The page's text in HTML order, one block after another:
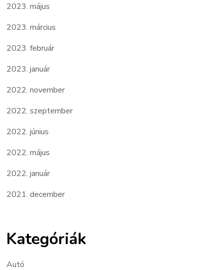
2023. május
2023. március
2023. február
2023. január
2022. november
2022. szeptember
2022. június
2022. május
2022. január
2021. december
Kategóriák
Autó